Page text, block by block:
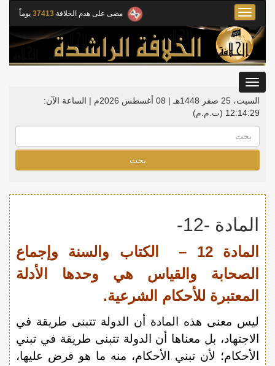
مضى على هدم الخلافة 37413 يوماً
Toggle
navigation
السبت، 25 صفر 1448هـ | 08 أغسطس 2026م |
الساعة الآن:
12:14:30 (ت.م.م)
بحث
المادة -12-
المادة 12 – الكتاب والسنة وإجماع
الصحابة والقياس هي وحدها الأدلة
المعتبرة للأحكام الشرعية.
ليس معنى هذه المادة أن الدولة تتبنى طريقة في
الاجتهاد، بل معناها أن الدولة تتبنى طريقة في تبني
الأحكام؛ لأن تبني الأحكام، منه ما هو فرض عليها،